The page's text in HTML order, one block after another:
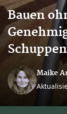
Bauen
Maike